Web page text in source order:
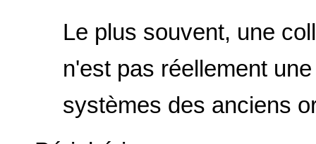
Le plus souvent, une
n'est pas réellement
systèmes des anciens